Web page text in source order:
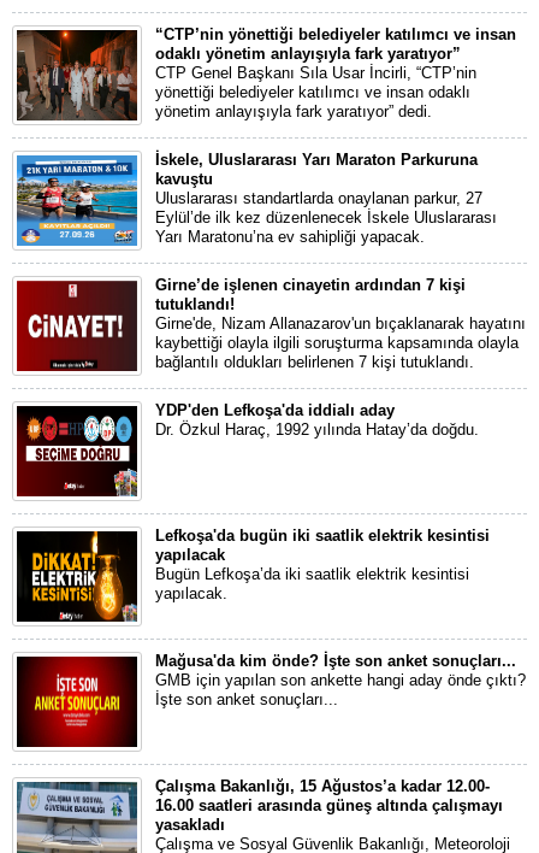
“CTP’nin yönettiği belediyeler katılımcı ve insan
odaklı yönetim anlayışıyla fark yaratıyor”
CTP Genel Başkanı Sıla Usar İncirli, “CTP’nin
yönettiği belediyeler katılımcı ve insan odaklı
yönetim anlayışıyla fark yaratıyor” dedi.
İskele, Uluslararası Yarı Maraton Parkuruna
kavuştu
Uluslararası standartlarda onaylanan parkur, 27
Eylül’de ilk kez düzenlenecek İskele Uluslararası
Yarı Maratonu’na ev sahipliği yapacak.
Girne’de işlenen cinayetin ardından 7 kişi
tutuklandı!
Girne'de, Nizam Allanazarov'un bıçaklanarak hayatını
kaybettiği olayla ilgili soruşturma kapsamında olayla
bağlantılı oldukları belirlenen 7 kişi tutuklandı.
YDP'den Lefkoşa'da iddialı aday
Dr. Özkul Haraç, 1992 yılında Hatay’da doğdu.
Lefkoşa'da bugün iki saatlik elektrik kesintisi
yapılacak
Bugün Lefkoşa’da iki saatlik elektrik kesintisi
yapılacak.
Mağusa'da kim önde? İşte son anket sonuçları...
GMB için yapılan son ankette hangi aday önde çıktı?
İşte son anket sonuçları...
Çalışma Bakanlığı, 15 Ağustos’a kadar 12.00-
16.00 saatleri arasında güneş altında çalışmayı
yasakladı
Çalışma ve Sosyal Güvenlik Bakanlığı, Meteoroloji